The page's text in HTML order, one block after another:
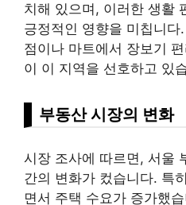
치해 있으며, 이러한 생활
긍정적인 영향을 미칩니
점이나 마트에서 장보기
이 이 지역을 선호하고 있
부동산 시장의 변화
시장 조사에 따르면, 서울
간의 변화가 컸습니다. 특
면서 주택 수요가 증가했